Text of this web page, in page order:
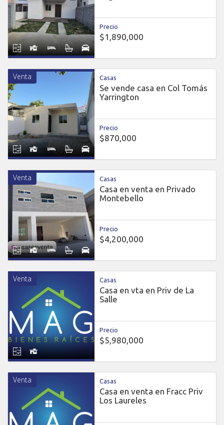
Precio
$1,890,000
Venta Casas
Se vende casa en Col Tomás
Yarrington
Precio
$870,000
Venta Casas
Casa en venta en Privado
Montebello
Precio
$4,200,000
Venta Casas
Casa en vta en Priv de La
Salle
Precio
$5,980,000
Venta Casas
Casa en venta en Fracc Priv
Los Laureles